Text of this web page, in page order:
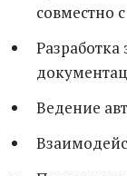
совместно
Ведение